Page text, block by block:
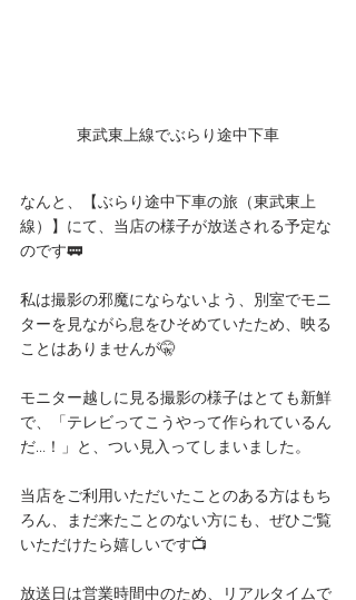
東武東上線でぶらり途中下車
なんと、【ぶらり途中下車の旅（東武東上
線）】にて、当店の様子が放送される予定な
のです🚃
私は撮影の邪魔にならないよう、別室でモニ
ターを見ながら息をひそめていたため、映る
ことはありませんが🤫
モニター越しに見る撮影の様子はとても新鮮
で、「テレビってこうやって作られているん
だ…！」と、つい見入ってしまいました。
当店をご利用いただいたことのある方はもち
ろん、まだ来たことのない方にも、ぜひご覧
いただけたら嬉しいです📺
放送日は営業時間中のため、リアルタイムで